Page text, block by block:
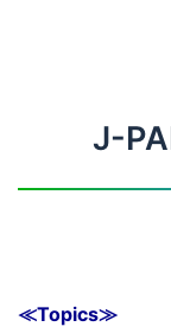
J-
≪Topics≫